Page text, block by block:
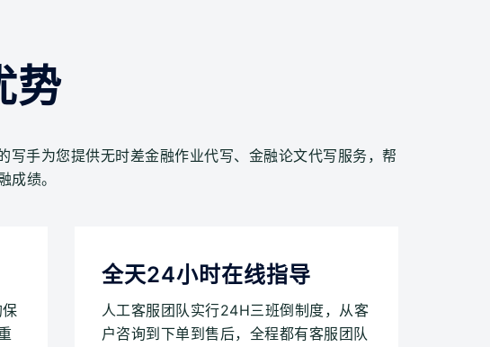
势
手为您提供无时差金融作业代写、金融论文代写服务，帮
成绩。
全天24小时在线指导
人工客服团队实行24H三班倒制度，从客
户咨询到下单到售后，全程都有客服团队